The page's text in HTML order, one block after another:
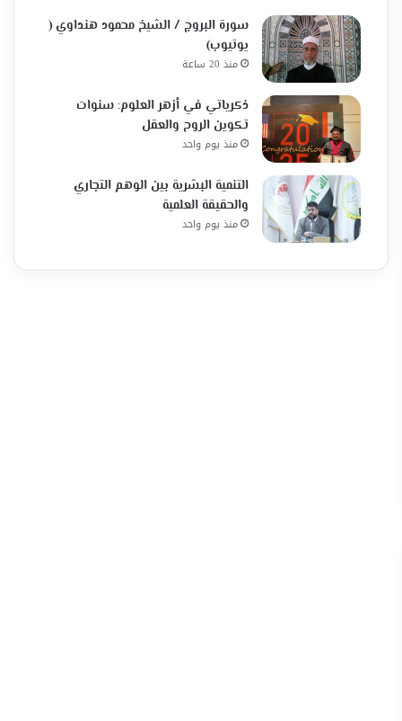
سورة البروج / الشيخ محمود هنداوي (
يوتيوب)
منذ 20 ساعة
ذكرياتي في أزهر العلوم: سنوات
تكوين الروح والعقل
منذ يوم واحد
التنمية البشرية بين الوهم التجاري
والحقيقة العلمية
منذ يوم واحد